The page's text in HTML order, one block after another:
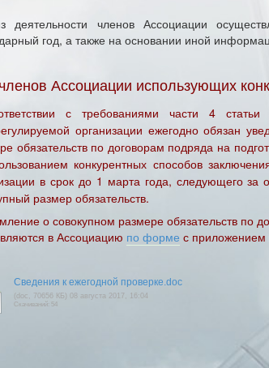
деятельности членов Ассоциации
год, а также на основании иной
Ассоциации использующих
с требованиями части 4 статьи
организации ежегодно обязан
обязательств по договорам подряда на
конкурентных способов
в срок до 1 марта года, следующего
размер обязательств.
о совокупном размере обязательств по
в Ассоциацию по форме с приложением
Сведения к ежегодной проверке.doc
(doc, 70656 КБ) 08 августа 2017, 16:04
Скачиваний: 54